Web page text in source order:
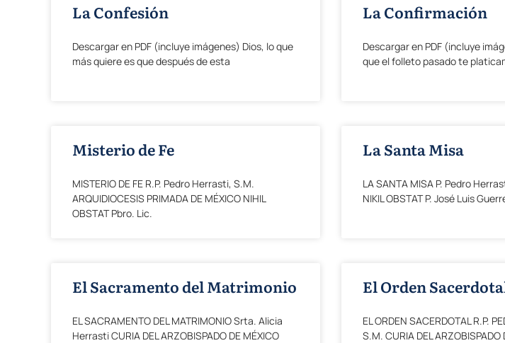
La Confesión
Descargar en PDF (incluye imágenes) Dios, lo que
más quiere es que después de esta
La Confirmación
Descargar en PDF (incluye
que el folleto pasado te
Misterio de Fe
MISTERIO DE FE R.P. Pedro Herrasti, S.M.
ARQUIDIOCESIS PRIMADA DE MÉXICO NIHIL
OBSTAT Pbro. Lic.
La Santa Misa
LA SANTA MISA P. Pedro
NIKIL OBSTAT P. José Luis
El Sacramento del Matrimonio
EL SACRAMENTO DEL MATRIMONIO Srta. Alicia
Herrasti CURIA DEL ARZOBISPADO DE MÉXICO
El Orden
EL ORDEN SACERDOTAL R.P.
S.M. CURIA DEL